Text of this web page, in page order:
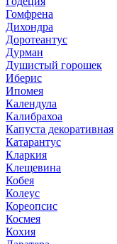
Гомфрена
Дихондра
Доротеантус
Дурман
Душистый горошек
Иберис
Ипомея
Календула
Калибрахоа
Капуста декоративная
Катарантус
Кларкия
Клещевина
Кобея
Колеус
Кореопсис
Космея
Кохия